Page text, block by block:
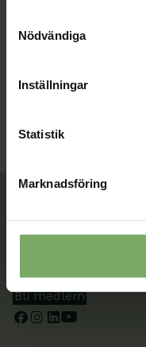
området. Du
Nödvändiga
Inställningar
Statistik
Marknadsföring
Bli medlem